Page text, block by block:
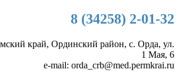
8 (34258) 2-01-32
край, Ординский район, с. Орда, ул.
1 Мая, 6
e-mail: orda_crb@med.permkrai.ru